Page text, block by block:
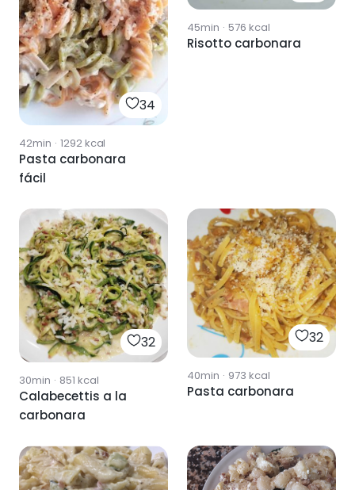
34
42min · 1292kcal
Pasta carbonara
fácil
45min · 576 kcal
Risotto carbonara
32
30min · 851 kcal
Calabecettis a la
carbonara
32
40min · 973 kcal
Pasta carbonara